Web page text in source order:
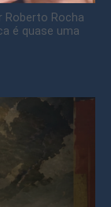
Roberto Rocha
é quase uma